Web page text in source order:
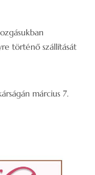
történő szállítását
március 7.